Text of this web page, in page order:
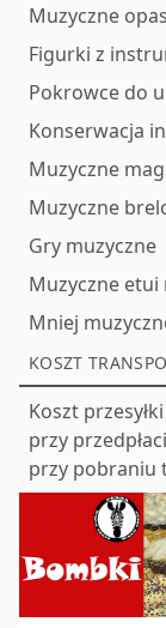
Muzyczne
Figurki z
Pokrowce do
Konserwacja
Muzyczne
Muzyczne
Gry muzyczne
Muzyczne
Mniej
KOSZT
Koszt
przy
przy pobraniu